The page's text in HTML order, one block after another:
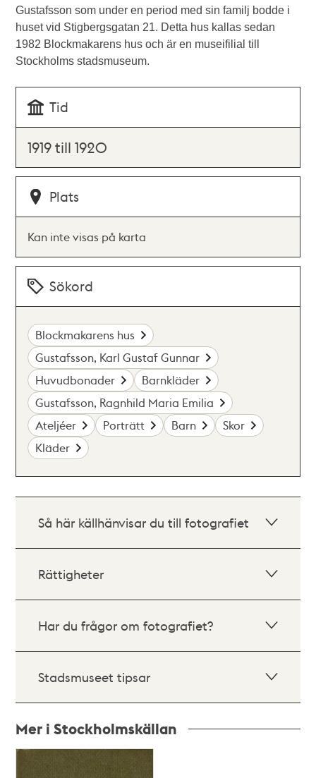
Gustafsson som under en period med sin familj bodde i
huset vid Stigbergsgatan 21. Detta hus kallas sedan
1982 Blockmakarens hus och är en museifilial till
Stockholms stadsmuseum.
Tid
1919 till 1920
Plats
Kan inte visas på karta
Sökord
Blockmakarens hus
Gustafsson, Karl Gustaf Gunnar
Huvudbonader
Barnkläder
Gustafsson, Ragnhild Maria Emilia
Ateljéer
Porträtt Barn
Skor
Kläder
Så här källhänvisar du till fotografiet
Rättigheter
Har du frågor om fotografiet?
Stadsmuseet tipsar
Mer i Stockholmskällan
Relaterade